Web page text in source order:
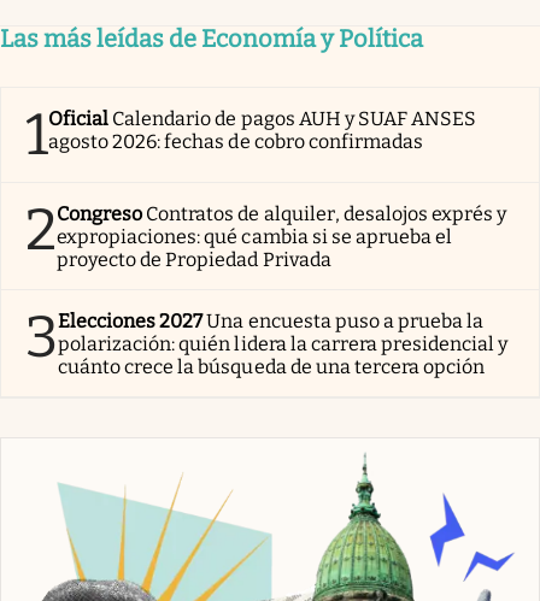
Las más leídas de Economía y Política
1Oficial Calendario de pagos AUH y SUAF ANSES
agosto 2026: fechas de cobro confirmadas
2Congreso Contratos de alquiler, desalojos exprés y
expropiaciones: qué cambia si se aprueba el
proyecto de Propiedad Privada
3Elecciones 2027Una encuesta puso a prueba la
polarización: quién lidera la carrera presidencial y
cuánto crece la búsqueda de una tercera opción